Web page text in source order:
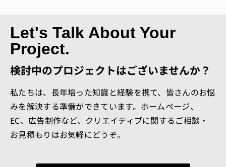
Let's Talk About Your
Project.
検討中のプロジェクトはございませんか？
私たちは、長年培った知識と経験を携て、皆さんのお悩
みを解決する準備ができています。ホームページ、
EC、広告制作など、クリエイティブに関するご相談・
お見積もりはお気軽にどうぞ。